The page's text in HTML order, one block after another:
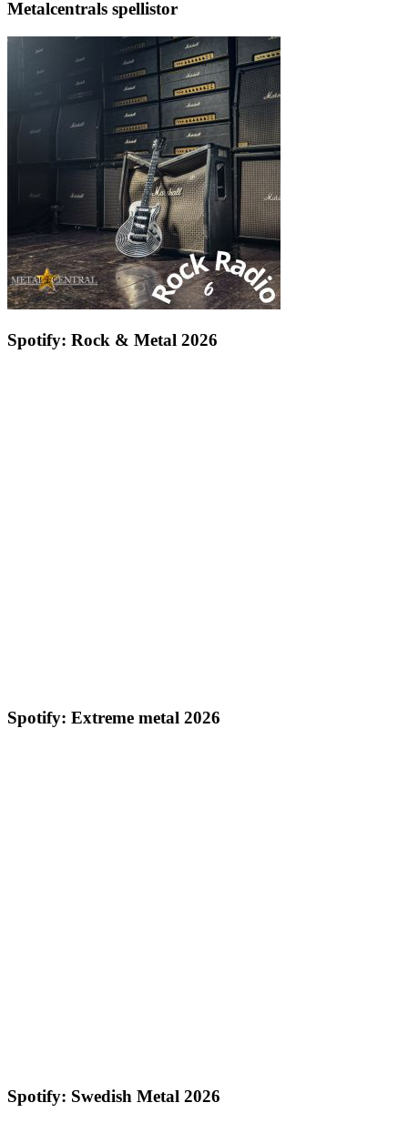
Metalcentrals spellistor
Spotify: Rock & Metal 2026
Spotify: Extreme metal 2026
Spotify: Swedish Metal 2026